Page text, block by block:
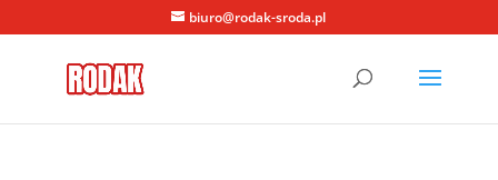
biuro@rodak-sroda.pl